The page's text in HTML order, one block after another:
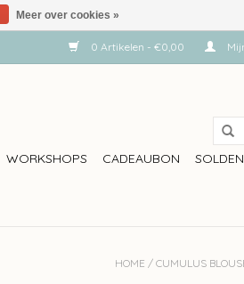
0 Artikelen - €0,00
WORKSHOPS CADEAUBON SOLDEN
HOME / CUMULUS
Meer over cookies »